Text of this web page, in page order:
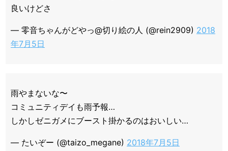
良いけどさ
— 零音ちゃんがどやっ@切り絵の人 (@rein2909) 2018
年7月5日
雨やまないな〜
コミュニティデイも雨予報…
しかしゼニガメにブースト掛かるのはおいしい…
— たいぞー (@taizo_megane) 2018年7月5日